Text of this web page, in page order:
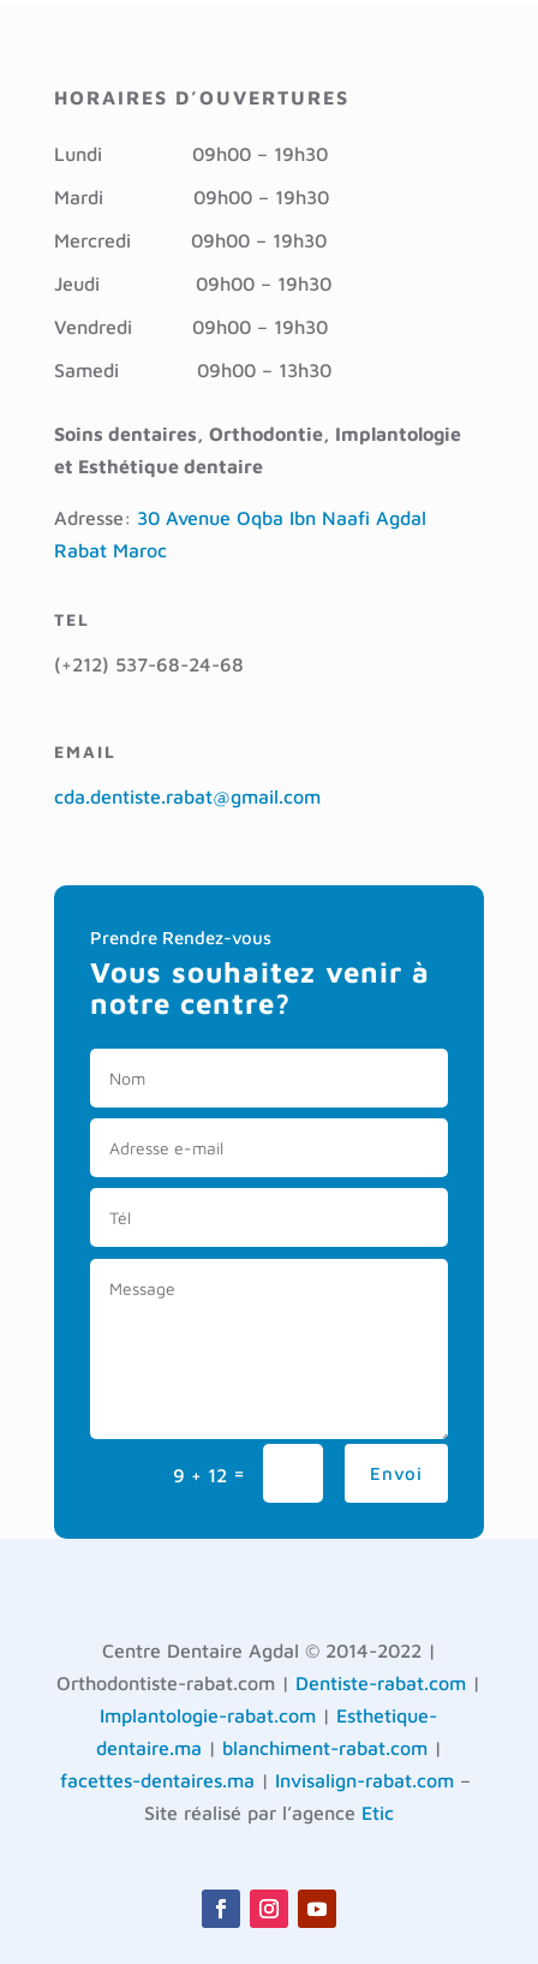
HORAIRES D’OUVERTURES
Lundi 09h00 – 19h30
Mardi 09h00 – 19h30
Mercredi 09h00 – 19h30
Jeudi 09h00 – 19h30
Vendredi 09h00 – 19h30
Samedi 09h00 – 13h30
Soins dentaires, Orthodontie, Implantologie
et Esthétique dentaire
Adresse: 30 Avenue Oqba Ibn Naafi Agdal
Rabat Maroc
TEL
(+212) 537-68-24-68
EMAIL
cda.dentiste.rabat@gmail.com
Prendre Rendez-vous
Vous souhaitez venir à
notre centre?
9 + 12 = Envoi
Centre Dentaire Agdal © 2014-2022 |
Orthodontiste-rabat.com | Dentiste-rabat.com |
Implantologie-rabat.com | Esthetique-
dentaire.ma | blanchiment-rabat.com|
facettes-dentaires.ma | Invisalign-rabat.com –
Site réalisé par l’agence Etic